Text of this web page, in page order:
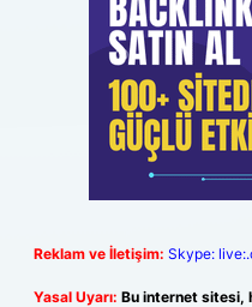
Reklam ve İletişim: Skype:
Yasal Uyarı: Bu internet sitesi,